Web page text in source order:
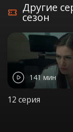
Другие
сезон
141 мин
12 серия